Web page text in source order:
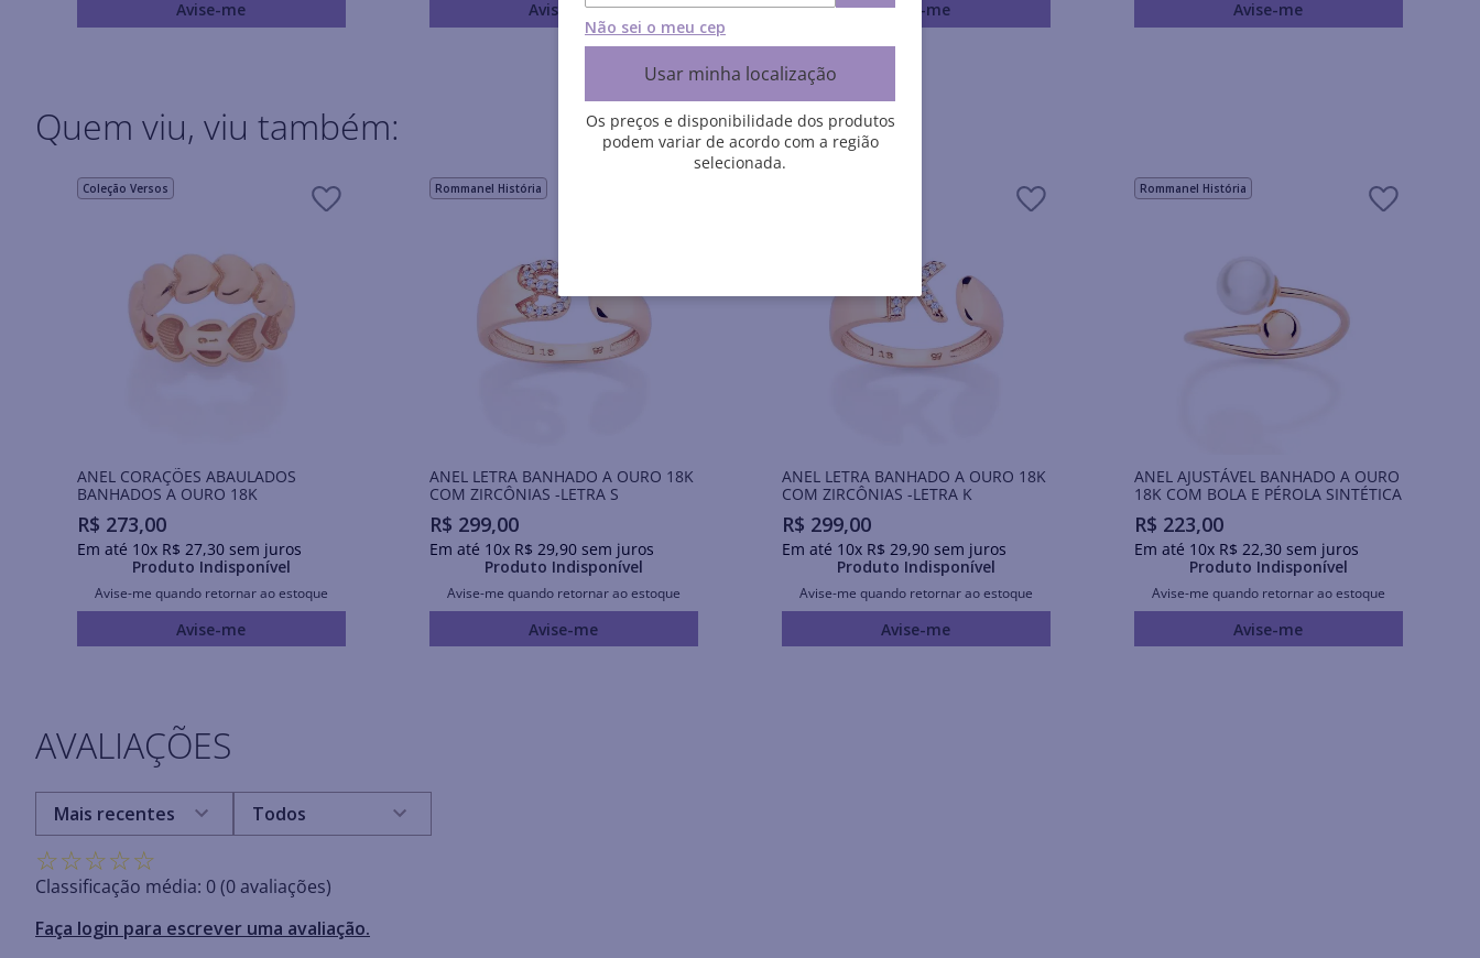
Avise-me Avise-me Avise-me Avise-me
Quem viu, viu também:
Coleção Versos
ANEL CORAÇÕES ABAULADOS
BANHADOS A OURO 18K
R$ 273,00
Em até 10x R$ 27,30sem juros
Produto Indisponível
Avise-me quando retornar ao estoque
Avise-me
Rommanel História
ANEL LETRA BANHADO A OURO 18K
COM ZIRCÔNIAS -LETRA S
R$ 299,00
Em até 10x R$ 29,90sem juros
Produto Indisponível
Avise-me quando retornar ao estoque
Avise-me
ANEL LETRA BANHADO A OURO 18K
COM ZIRCÔNIAS -LETRA K
R$ 299,00
Em até 10x R$ 29,90sem juros
Produto Indisponível
Avise-me quando retornar ao estoque
Avise-me
Rommanel História
ANEL AJUSTÁVEL BANHADO A OURO
18K COM BOLA E PÉROLA SINTÉTICA
R$ 223,00
Em até 10x R$ 22,30sem juros
Produto Indisponível
Avise-me quando retornar ao estoque
Avise-me
AVALIAÇÕES
☆☆☆☆☆
Classificação média: 0(0 avaliações)
Faça login para escrever uma avaliação.
Mais recentes Todos
Não sei o meu cep
Usar minha localização
Os preços e disponibilidade dos produtos
podem variar de acordo com a região
selecionada.